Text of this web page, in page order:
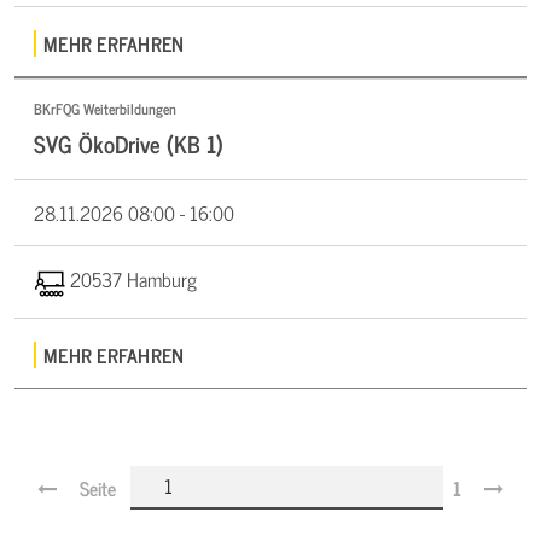
MEHR ERFAHREN
BKrFQG Weiterbildungen
SVG ÖkoDrive (KB 1)
28.11.202608:00 - 16:00
20537 Hamburg
MEHR ERFAHREN
Seite 1